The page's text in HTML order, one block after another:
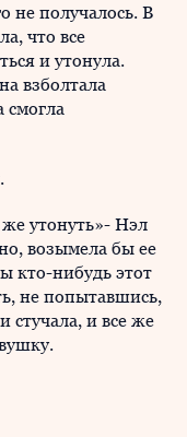
не получалось. В
что все
и утонула.
взболтала
смогла
утонуть»- Нэл
возымела бы ее
кто-нибудь этот
не попытавшись,
стучала, и все же